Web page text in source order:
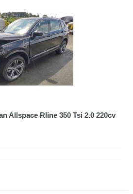
Allspace Rline 350 Tsi 2.0 220cv